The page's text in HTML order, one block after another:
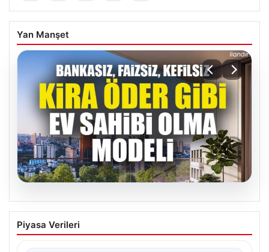
Yan Manşet
DAP Yapı’dan bir ilk! Emlak Konut
güvencesi Dap vizyonuyla kendi
Piyasa Verileri